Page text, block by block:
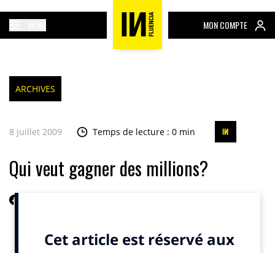
MON COMPTE
ARCHIVES
8 juillet 2009 Temps de lecture : 0 min
Qui veut gagner des millions?